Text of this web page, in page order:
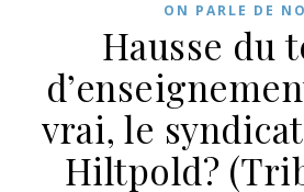
ON PARLE DE
Hausse du
vrai, le
Hiltpold?